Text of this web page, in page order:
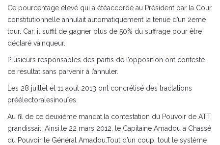
Ce pourcentage élevé qui a étéaccordé au Président par la Cour
constitutionnelle annulait automatiquement la tenue d’un 2eme
tour. Car, il suffit de gagner plus de 50% du suffrage pour être
déclaré vainqueur.
Plusieurs responsables des partis de l’opposition ont contesté
ce résultat sans parvenir à l’annuler.
Les 28 juillet et 11 aout 2013 ont concrétisé des tractations
préélectoralesinouïes.
Au fil de ce deuxième mandat,la contestation du Pouvoir de ATT
grandissait. Ainsi,le 22 mars 2012, le Capitaine Amadou a Chassé
du Pouvoir le Général Amadou.Tout d’un coup, tout le système